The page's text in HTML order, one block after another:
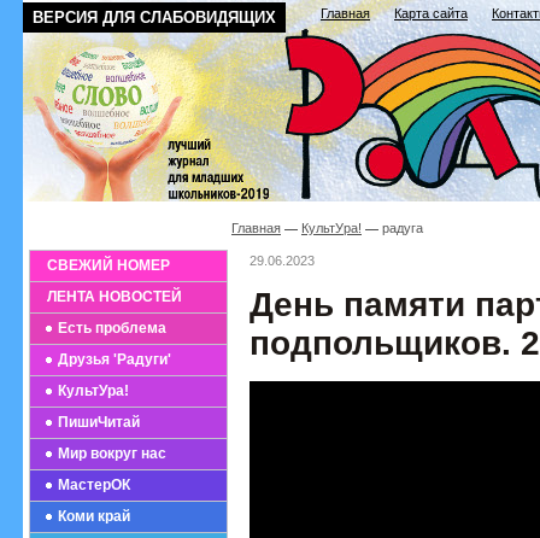
ВЕРСИЯ ДЛЯ СЛАБОВИДЯЩИХ Главная Карта сайта
СВЕЖИЙ НОМЕР
ЛЕНТА НОВОСТЕЙ
Есть проблема
Друзья 'Радуги'
КультУра!
ПишиЧитай
Мир вокруг нас
МастерОК
Коми край
Главная КультУра! радуга
29.06.2023
День памяти
подпольщиков.